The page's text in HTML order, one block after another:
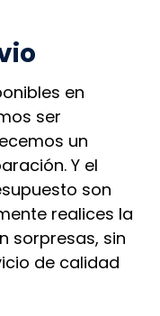
en
ser
un
Y el
son
realices la
sorpresas, sin
de calidad